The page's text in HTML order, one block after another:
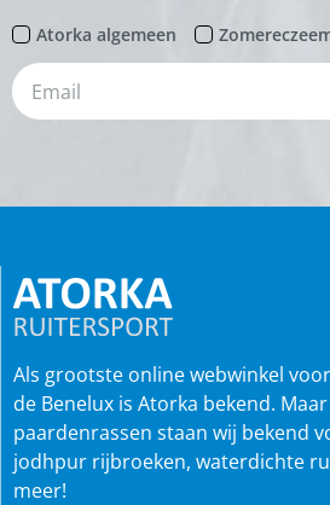
Atorka algemeen
Als grootste online webwinkel
de Benelux is Atorka bekend.
paardenrassen staan wij bekend
jodhpur rijbroeken, waterdichte
meer!